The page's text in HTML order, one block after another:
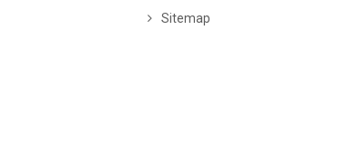
Sitemap